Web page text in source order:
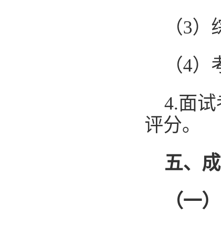
（3）
（4）
4.面
评分。
五、
（一